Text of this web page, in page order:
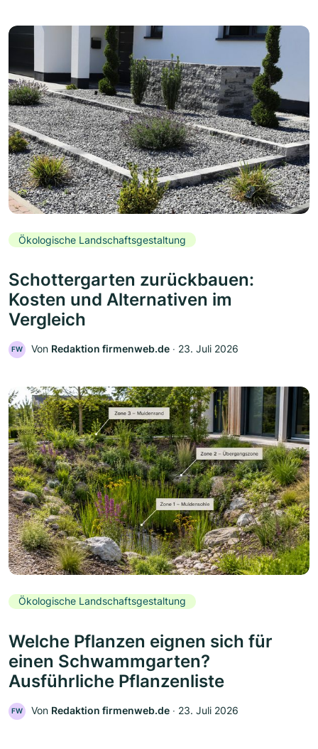
Ökologische Landschaftsgestaltung
Schottergarten zurückbauen:
Kosten und Alternativen im
Vergleich
FW Von Redaktion firmenweb.de ‧ 23. Juli 2026
Ökologische Landschaftsgestaltung
Welche Pflanzen eignen sich für
einen Schwammgarten?
Ausführliche Pflanzenliste
FW Von Redaktion firmenweb.de ‧ 23. Juli 2026